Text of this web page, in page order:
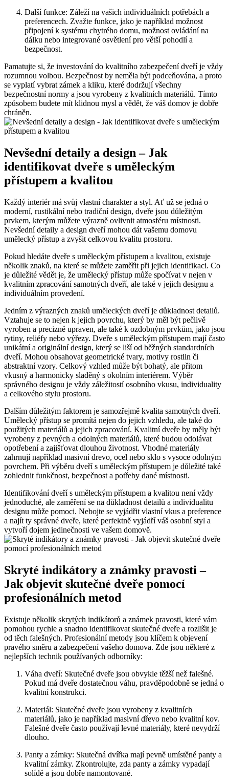
Další funkce: Záleží na vašich individuálních potřebách a
preferencech. Zvažte funkce, jako je například možnost
připojení k systému chytrého domu, možnost ovládání na
dálku nebo integrované osvětlení pro větší pohodlí a
bezpečnost.
Pamatujte si, že investování do kvalitního zabezpečení dveří je vždy
rozumnou volbou. Bezpečnost by neměla být podceňována, a proto
se vyplatí vybrat zámek a kliku, které dodržují všechny
bezpečnostní normy a jsou vyrobeny z kvalitních materiálů. Tímto
způsobem budete mít klidnou mysl a vědět, že váš domov je dobře
chráněn.
Nevšední detaily a design – Jak
identifikovat dveře s uměleckým
přístupem a kvalitou
Každý interiér má svůj vlastní charakter a styl. Ať už se jedná o
moderní, rustikální nebo tradiční design, dveře jsou důležitým
prvkem, kterým můžete výrazně ovlivnit atmosféru místnosti.
Nevšední detaily a design dveří mohou dát vašemu domovu
umělecký přístup a zvyšit celkovou kvalitu prostoru.
Pokud hledáte dveře s uměleckým přístupem a kvalitou, existuje
několik znaků, na které se můžete zaměřit při jejich identifikaci. Co
je důležité vědět je, že umělecký přístup může spočívat v nejen v
kvalitním zpracování samotných dveří, ale také v jejich designu a
individuálním provedení.
Jedním z výrazných znaků uměleckých dveří je důkladnost detailů.
Vztahuje se to nejen k jejich povrchu, který by měl být pečlivě
vyroben a precizně upraven, ale také k ozdobným prvkům, jako jsou
rytiny, reliéfy nebo výřezy. Dveře s uměleckým přístupem mají často
unikátní a originální design, který se liší od běžných standardních
dveří. Mohou obsahovat geometrické tvary, motivy rostlin či
abstraktní vzory. Celkový vzhled může být bohatý, ale přitom
vkusný a harmonicky sladěný s okolním interiérem. Výběr
správného designu je vždy záležitostí osobního vkusu, individuality
a celkového stylu prostoru.
Dalším důležitým faktorem je samozřejmě kvalita samotných dveří.
Umělecký přístup se promítá nejen do jejich vzhledu, ale také do
použitých materiálů a jejich zpracování. Kvalitní dveře by měly být
vyrobeny z pevných a odolných materiálů, které budou odolávat
opotřebení a zajišťovat dlouhou životnost. Vhodné materiály
zahrnují například masivní drevo, ocel nebo sklo s vysoce odolným
povrchem. Při výběru dveří s uměleckým přístupem je důležité také
zohlednit funkčnost, bezpečnost a potřeby dané místnosti.
Identifikování dveří s uměleckým přístupem a kvalitou není vždy
jednoduché, ale zaměření se na důkladnost detailů a individualitu
designu může pomoci. Nebojte se vyjádřit vlastní vkus a preference
a najít ty správné dveře, které perfektně vyjádří váš osobní styl a
vytvoří dojem jedinečnosti ve vašem domově.
Skryté indikátory a známky pravosti –
Jak objevit skutečné dveře pomocí
profesionálních metod
Existuje několik skrytých indikátorů a známek pravosti, které vám
pomohou rychle a snadno identifikovat skutečné dveře a rozlišit je
od těch falešných. Profesionální metody jsou klíčem k objevení
pravého směru a zabezpečení vašeho domova. Zde jsou některé z
nejlepších technik používaných odborníky:
Váha dveří: Skutečné dveře jsou obvykle těžší než falešné.
Pokud má dveře dostatečnou váhu, pravděpodobně se jedná o
kvalitní konstrukci.
Materiál: Skutečné dveře jsou vyrobeny z kvalitních
materiálů, jako je například masivní dřevo nebo kvalitní kov.
Falešné dveře často používají levné materiály, které nevydrží
dlouho.
Panty a zámky: Skutečná dvířka mají pevně umístěné panty a
kvalitní zámky. Zkontrolujte, zda panty a zámky vypadají
solídě a jsou dobře namontované.